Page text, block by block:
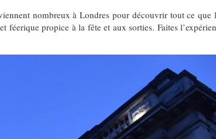
nombreux à Londres pour découvrir tout ce
propice à la fête et aux sorties. Faites